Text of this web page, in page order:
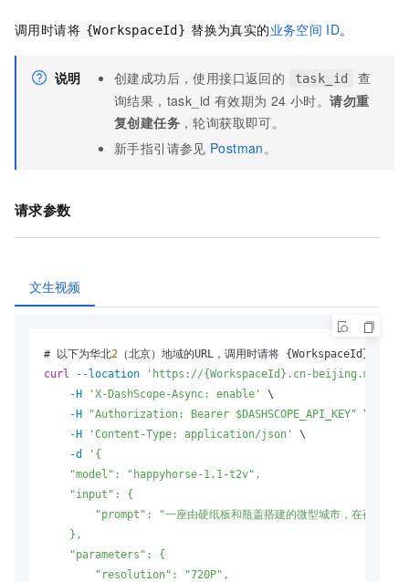
调用时请将 {WorkspaceId} 替换为真实的业务空间 ID。
说明 创建成功后，使用接口返回的 task_id
查
询结果，task_id 有效期为 24 小时。请勿重
复创建任务 ，轮询获取即可。
新手指引请参见 Postman 。
请求参数
文生视频
# 以下为华北2
curl
--location
'https://{WorkspaceId}.cn-
-H
'X-DashScope-Async: enable'
\
-H
"Authorization: Bearer $DASHSCOPE_API_KEY" \
-H
'Content-Type: application/json'
\
-d
'{
    "model": "happyhorse-1.1-t2v",
    "input": {
"prompt": "一座由硬纸板和瓶盖搭建的微型城市，在夜晚焕发
    },
    "parameters": {
        "resolution": "720P",